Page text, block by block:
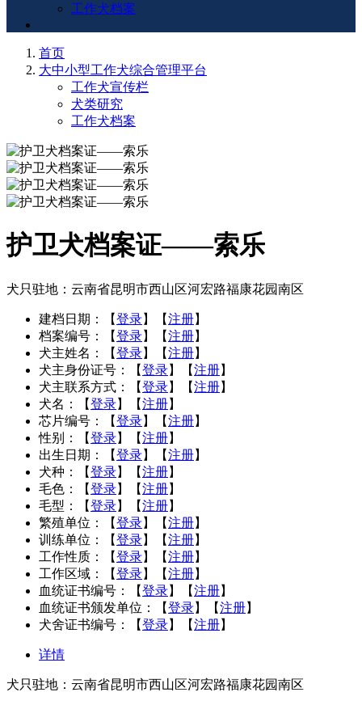
工作犬档案
首页
大中小型工作犬综合管理平台
工作犬宣传栏
犬类研究
工作犬档案
护卫犬档案证——索乐
犬只驻地：云南省昆明市西山区河宏路福康花园南区
建档日期： 【登录】【注册】
档案编号：
【登录】【注册】
犬主姓名：
【登录】【注册】
犬主身份证号：
【登录】【注册】
犬主联系方式：
【登录】【注册】
犬名：
【登录】【注册】
芯片编号：
【登录】【注册】
性别：
【登录】【注册】
出生日期：
【登录】【注册】
犬种：
【登录】【注册】
毛色：
【登录】【注册】
毛型：
【登录】【注册】
繁殖单位：
【登录】【注册】
训练单位：
【登录】【注册】
工作性质：
【登录】【注册】
工作区域：
【登录】【注册】
血统证书编号：
【登录】【注册】
血统证书颁发单位：
【登录】【注册】
犬舍证书编号：
【登录】【注册】
详情
犬只驻地：云南省昆明市西山区河宏路福康花园南区